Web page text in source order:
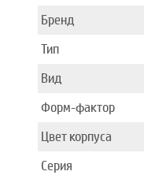
Бренд
Тип
Вид
Форм-фактор
Цвет корпуса
Серия